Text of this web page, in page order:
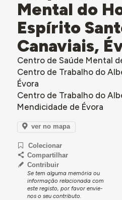
Mental do
Espírito
Canaviais,
Centro de Saúde Mental
Centro de Trabalho do
Évora
Centro de Trabalho do
Mendicidade de Évora
ver no mapa
Colecionar
Compartilhar
Contribuir
Se tem alguma memória ou
informação relacionada com
este registo, por favor envie-
nos o seu contributo.